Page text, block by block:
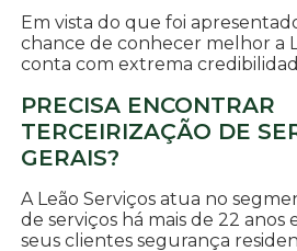
Em vista do que foi
chance de conhecer melhor a
conta com extrema
PRECISA ENCONTRAR
TERCEIRIZAÇÃO DE
GERAIS?
A Leão Serviços atua no
de serviços há mais de 22 anos
seus clientes segurança